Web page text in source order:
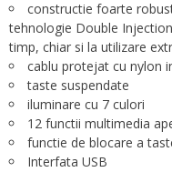
constructie foarte
tehnologie Double
timp, chiar si la utilizare
cablu protejat cu nylon
taste suspendate
iluminare cu 7 culori
12 functii multimedia
functie de blocare a
Interfata USB